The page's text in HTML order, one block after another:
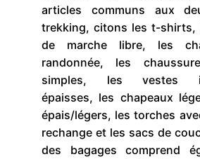
articles communs aux
trekking, citons les t-shirts,
de marche libre, les
randonnée, les
simples, les vestes
épaisses, les chapeaux
épais/légers, les torches
rechange et les sacs de
des bagages comprend